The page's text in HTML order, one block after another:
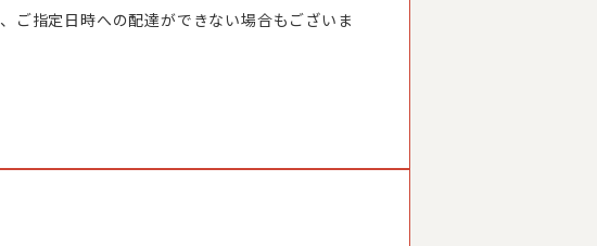
ご指定日時への配達ができない場合もございま